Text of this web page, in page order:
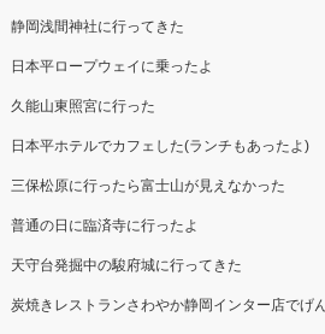
静岡浅間神社に行ってきた
日本平ロープウェイに乗ったよ
久能山東照宮に行った
日本平ホテルでカフェした(ランチもあったよ)
三保松原に行ったら富士山が見えなかった
普通の日に臨済寺に行ったよ
天守台発掘中の駿府城に行ってきた
炭焼きレストランさわやか静岡インター店でげ